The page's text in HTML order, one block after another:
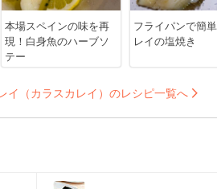
本場スペインの味を再
現！白身魚のハーブソ
テー
フライパンで簡
レイの塩焼き
イ（カラスカレイ）のレシピ一覧へ